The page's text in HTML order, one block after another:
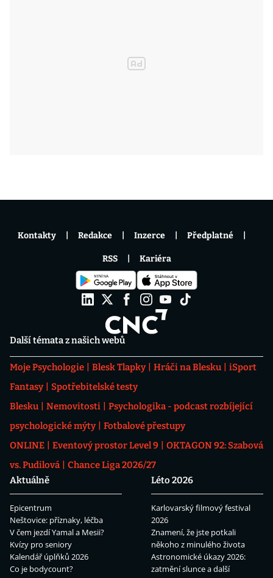
Další témata z našich webů
Moje Psychologie Blesk Tlapky Hráči na Blesku
iSport
Fantasy
Spotřebitelské testy
Blesku
Nemovitosti
Psychologika - podcast rozbíjející
psychologické mýty
Fotbalové přestupy
ONLINE
Eventový prostor Level 9
OKTAGON 92: Szabová
vs. Pudilová
Chance Liga 2026/27
Aktuálně
Epicentrum
Neštovice: příznaky, léčba
V čem jezdí Yamal a Mesii?
Kvízy pro seniory
Kalendář úplňků 2026
Co je bodycount?
Léto 2026
Karlovarský filmový festival
2026
Znamení, že jste potkali
někoho z minulého života
Astronomické úkazy 2026:
zatmění slunce a další
Kontakty Redakce Inzerce Předplatné
RSS Kariéra